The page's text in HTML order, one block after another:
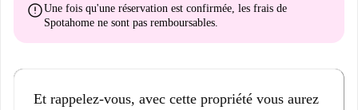
errorUne fois qu'une réservation est confirmée, les frais de
Spotahome ne sont pas remboursables
Et rappelez-vous, avec cette propriété vous aurez